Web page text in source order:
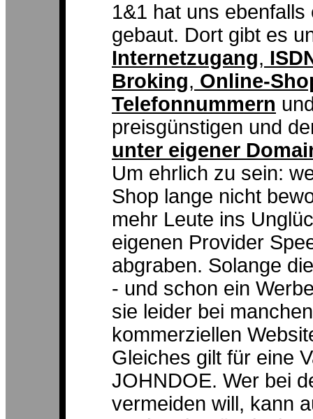
1&1 hat uns
gebaut. Dort gibt es
Internetzugang,
Broking, Online-
Telefonnummern
preisgünstigen und
unter eigener
Um ehrlich zu sein:
Shop lange nicht
mehr Leute ins
eigenen Provider
abgraben. Solange
- und schon ein
sie leider bei
kommerziellen
Gleiches gilt für eine
JOHNDOE. Wer bei
vermeiden will, kann